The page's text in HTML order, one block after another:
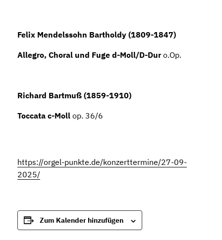
Felix Mendelssohn Bartholdy (1809-1847)
Allegro, Choral und Fuge d-Moll/D-Duro.Op.
Richard Bartmuß (1859-1910)
Toccata c-Moll op. 36/6
https://orgel-punkte.de/konzerttermine/27-09-
2025/
Zum Kalender hinzufügen